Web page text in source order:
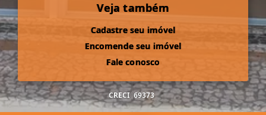
Veja também
Cadastre seu imóvel
Encomende seu imóvel
Fale conosco
CRECI 69373